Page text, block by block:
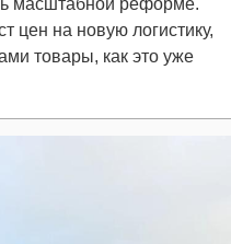
масштабной реформе.
цен на новую логистику,
товары, как это уже